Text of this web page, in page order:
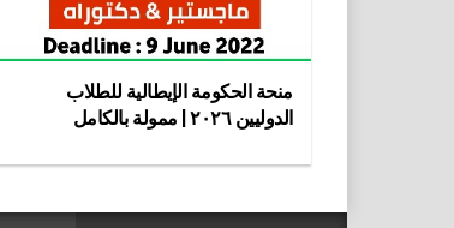
منحة الحكومة الإيطالية للطلاب
الدوليين ٢٠٢٦ | ممولة بالكامل